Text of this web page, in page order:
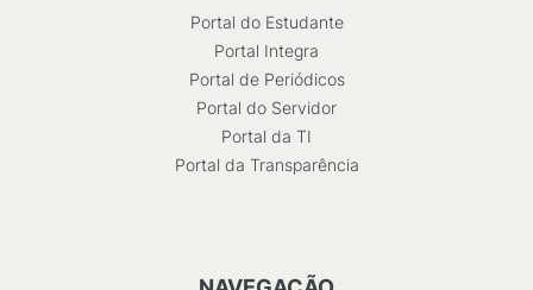
Portal do Estudante
Portal Integra
Portal de Periódicos
Portal do Servidor
Portal da TI
Portal da Transparência